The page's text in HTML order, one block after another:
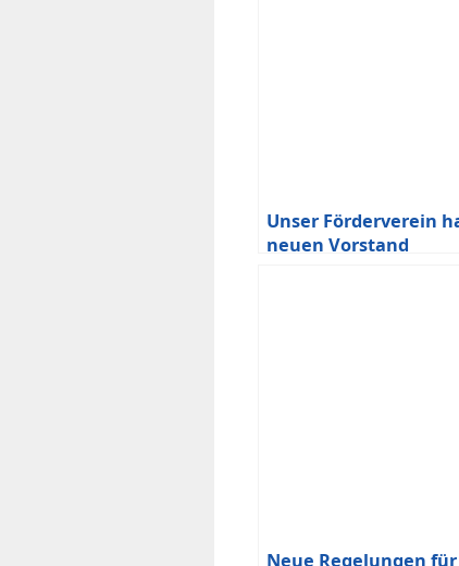
Unser Förderverein
neuen Vorstand
Neue Regelungen